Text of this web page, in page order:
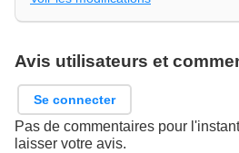
Avis utilisateurs et
Se connecter
Pas de commentaires pour
laisser votre avis.